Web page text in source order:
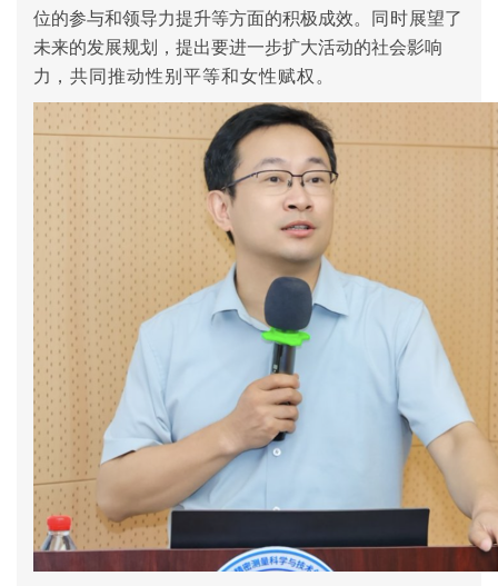
位的参与和领导力提升等方面的积极成效。
同时展望了
未来的发展规划，提出要进一步扩大活动的社会影响
力 ，共同推动性别平等和女性赋权。